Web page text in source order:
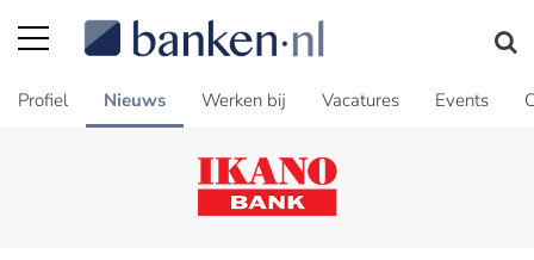
Profiel Nieuws Werken bij Vacatures Events